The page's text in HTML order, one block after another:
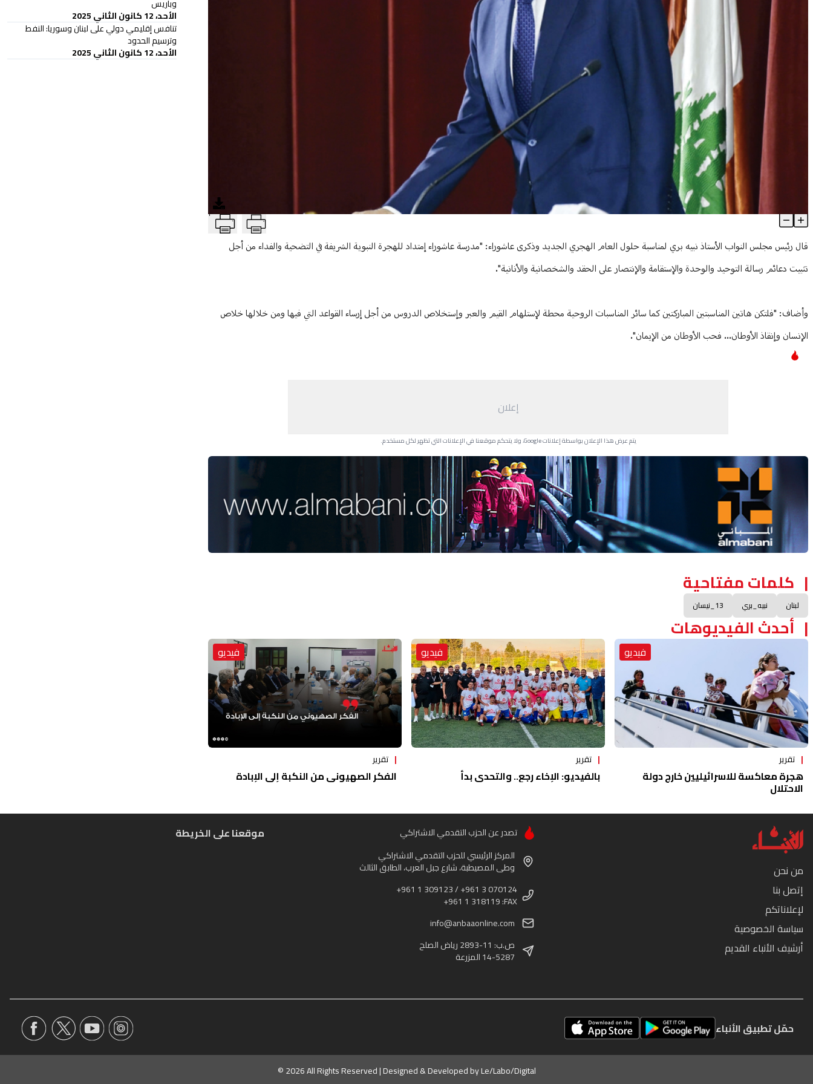
بري في ذكرى عاشوراء: لإستلهام القيم والعبر وإستخلاص الدروس T
Article Content
قال رئيس مجلس النواب الأستاذ نبيه بري لمناسبة حلول العام الهجري الجديد وذكرى عاشوراء: "مدرسة عاشوراء إمتداد للهجرة النبوية الشريفة في التضحية والفداء من أجل
تثبيت دعائم رسالة التوحيد والوحدة والإستقامة والإنتصار على الحقد والشخصانية والأنانية".
وأضاف: "فلتكن هاتين المناسبتين المباركتين كما سائر المناسبات الروحية محطة لإستلهام القيم والعبر وإستخلاص الدروس من أجل إرساء القواعد التي فيها ومن خلالها خلاص
الإنسان وإنقاذ الأوطان... فحب الأوطان من الإيمان".
إعلان
يتم عرض هذا الإعلان بواسطة إعلانات Google، ولا يتحكم موقعنا في الإعلانات التي تظهر لكل مستخدم.
Advertisement Section
كلمات مفتاحية
لبنان نبيه_بري 13_نيسان
أحدث الفيديوهات
فيديو
تقرير
هجرة معاكسة للاسرائيليين خارج دولة
الاحتلال
فيديو
تقرير
بالفيديو: الإخاء رجع.. والتحدي بدأ
فيديو
تقرير
الفكر الصهيوني من النكبة إلى الإبادة
وباريس
الأحد، 12 كانون الثاني 2025
تنافس إقليمي دولي على لبنان وسوريا: النفط
وترسيم الحدود
الأحد، 12 كانون الثاني 2025
من نحن
إتصل بنا
لإعلاناتكم
سياسة الخصوصية
أرشيف الأنباء القديم
تصدر عن الحزب التقدمي الاشتراكي
المركز الرئيسي للحزب التقدمي الاشتراكي
وطى المصيطبة، شارع جبل العرب، الطابق الثالث
+961 1 309123 / +961 3 070124
+961 1 318119 :FAX
info@anbaaonline.com
ص.ب: 11-2893 رياض الصلح
14-5287 المزرعة
موقعنا على الخريطة
حمّل تطبيق الأنباء
© 2026 All Rights Reserved | Designed & Developed byLe/Labo/Digital